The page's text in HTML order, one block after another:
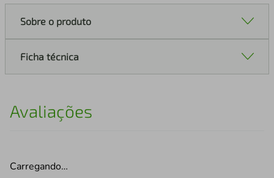
Sobre o produto
Ficha técnica
Avaliações
Carregando…